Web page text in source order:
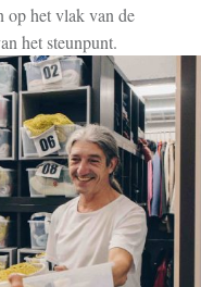
op het vlak van de
het steunpunt.